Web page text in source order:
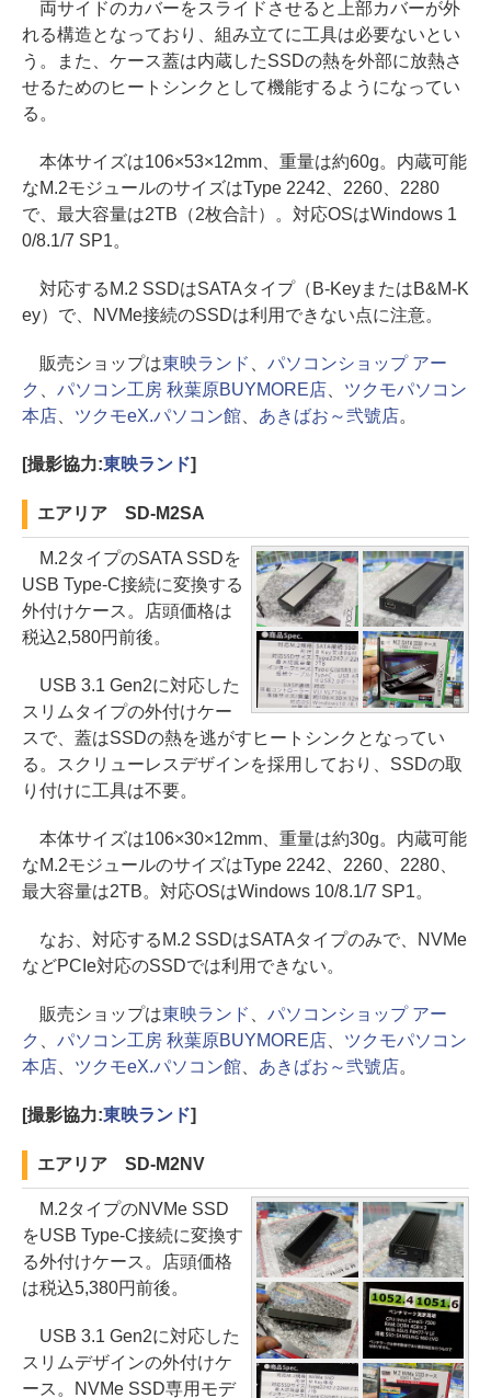
両サイドのカバーをスライドさせると上部カバーが外
れる構造となっており、組み立てに工具は必要ないとい
う。また、ケース蓋は内蔵したSSDの熱を外部に放熱さ
せるためのヒートシンクとして機能するようになってい
る。
本体サイズは106×53×12mm、重量は約60g。内蔵可能
なM.2モジュールのサイズはType 2242、2260、2280
で、最大容量は2TB（2枚合計）。対応OSはWindows 1
0/8.1/7 SP1。
対応するM.2 SSDはSATAタイプ（B-KeyまたはB&M-K
ey）で、NVMe接続のSSDは利用できない点に注意。
販売ショップは東映ランド
パソコンショップ アー
ク
パソコン工房 秋葉原BUYMORE店、 ツクモパソコン
本店、 ツクモeX.パソコン館、 あきばお～弐號店。
[撮影協力:東映ランド]
エアリア SD-M2SA
M.2タイプのSATA SSDを
USB Type-C接続に変換する
外付けケース。店頭価格は
税込2,580円前後。
USB 3.1 Gen2に対応した
スリムタイプの外付けケー
スで、蓋はSSDの熱を逃がすヒートシンクとなってい
る。スクリューレスデザインを採用しており、SSDの取
り付けに工具は不要。
本体サイズは106×30×12mm、重量は約30g。内蔵可能
なM.2モジュールのサイズはType 2242、2260、2280、
最大容量は2TB。対応OSはWindows 10/8.1/7 SP1。
なお、対応するM.2 SSDはSATAタイプのみで、NVMe
などPCIe対応のSSDでは利用できない。
販売ショップは東映ランド
パソコンショップ アー
ク
パソコン工房 秋葉原BUYMORE店、 ツクモパソコン
本店、 ツクモeX.パソコン館、 あきばお～弐號店。
[撮影協力:東映ランド]
エアリア SD-M2NV
M.2タイプのNVMe SSD
をUSB Type-C接続に変換す
る外付けケース。店頭価格
は税込5,380円前後。
USB 3.1 Gen2に対応した
スリムデザインの外付けケ
ース。NVMe SSD専用モデ